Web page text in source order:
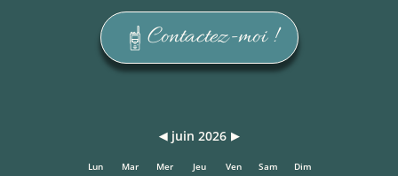
Contactez-moi !
◀ juin 2026 ▶
Lun Mar Mer Jeu Ven Sam Dim